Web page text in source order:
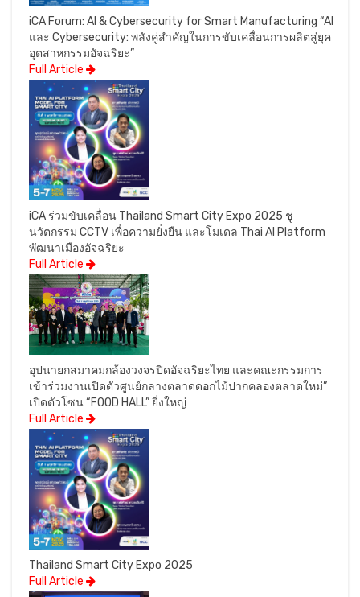
iCA Forum: AI & Cybersecurity for Smart Manufacturing “AI
และ Cybersecurity: พลังคู่สำคัญในการขับเคลื่อนการผลิตสู่ยุค
อุตสาหกรรมอัจฉริยะ”
Full Article
iCA ร่วมขับเคลื่อน Thailand Smart City Expo 2025 ชู
นวัตกรรม CCTV เพื่อความยั่งยืน และโมเดล Thai AI Platform
พัฒนาเมืองอัจฉริยะ
Full Article
อุปนายกสมาคมกล้องวงจรปิดอัจฉริยะไทย และคณะกรรมการ
เข้าร่วมงานเปิดตัวศูนย์กลางตลาดดอกไม้ปากคลองตลาดใหม่”
เปิดตัวโซน “FOOD HALL” ยิ่งใหญ่
Full Article
Thailand Smart City Expo 2025
Full Article